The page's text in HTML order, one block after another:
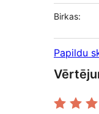
Birkas:
Papildu